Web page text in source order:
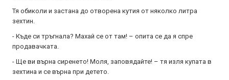
Тя обиколи и застана до отворена кутия от няколко литра
зехтин.
- Къде си тръгнала? Махай се от там! – опита се да я спре
продавачката.
- Ще ви върна сиренето! Моля, заповядайте! – тя изля купата в
зехтина и се върна при детето.